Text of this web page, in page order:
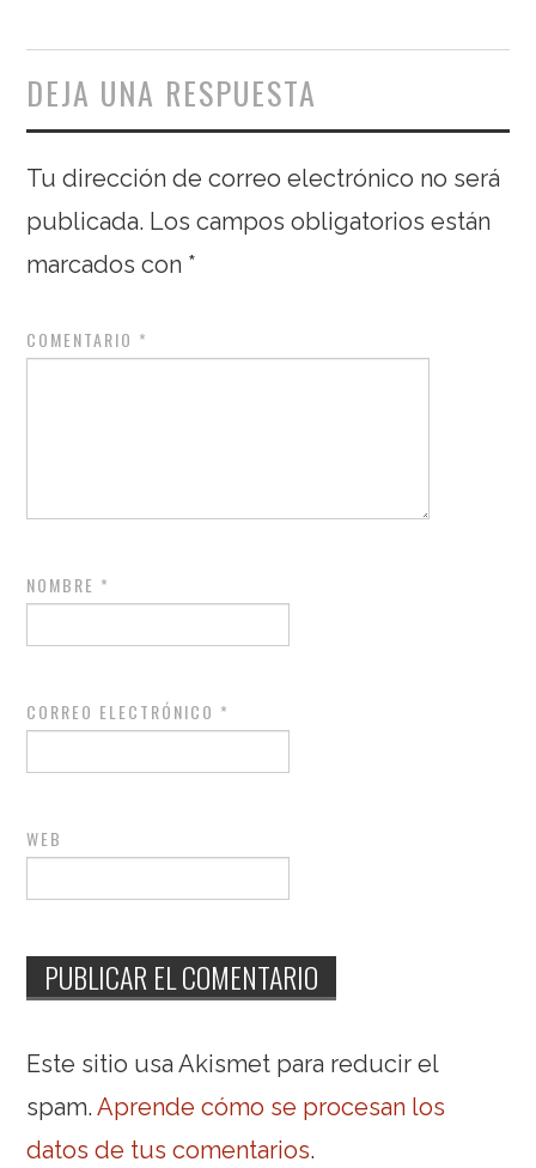
DEJA UNA RESPUESTA
Tu dirección de correo electrónico no será
publicada. Los campos obligatorios están
marcados con *
COMENTARIO *
NOMBRE *
CORREO ELECTRÓNICO *
WEB
Este sitio usa Akismet para reducir el
spam.Aprende cómo se procesan los
datos de tus comentarios.